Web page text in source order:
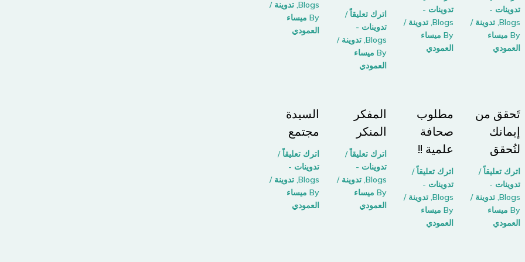
تدوينات -
Blogs
, تدوينة /
By ميساء
العمودي
تدوينات -
Blogs
,تدوينة /
By ميساء
العمودي
اترك تعليقاً /
تدوينات -
Blogs
,تدوينة /
By ميساء
العمودي
Blogs
, تدوينة /
By ميساء
العمودي
تَحقق من
إيمانك
لتُحقق
اترك تعليقاً /
تدوينات -
Blogs
, تدوينة /
By ميساء
العمودي
مطلوب
صحافة
علمية !!
اترك تعليقاً /
تدوينات -
Blogs
,تدوينة /
By ميساء
العمودي
المفكر
المنكر
اترك تعليقاً /
تدوينات -
Blogs
,تدوينة /
By ميساء
العمودي
السيدة
مجتمع
اترك تعليقاً /
تدوينات -
Blogs
, تدوينة /
By ميساء
العمودي